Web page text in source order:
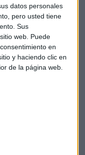
datos personales
pero usted tiene
Sus
web. Puede
en
y haciendo clic en
de la página web.
5,9% en la zona euro
objetivo del 2% del
recibido muestras de